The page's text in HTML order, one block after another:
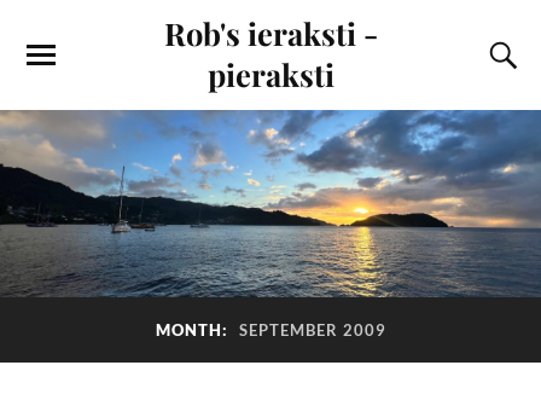
Rob's ieraksti -
pieraksti
MONTH: SEPTEMBER 2009